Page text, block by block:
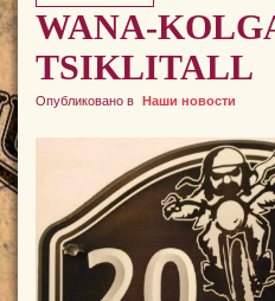
WANA-
TSIKLITALL
Опубликовано в Наши новости